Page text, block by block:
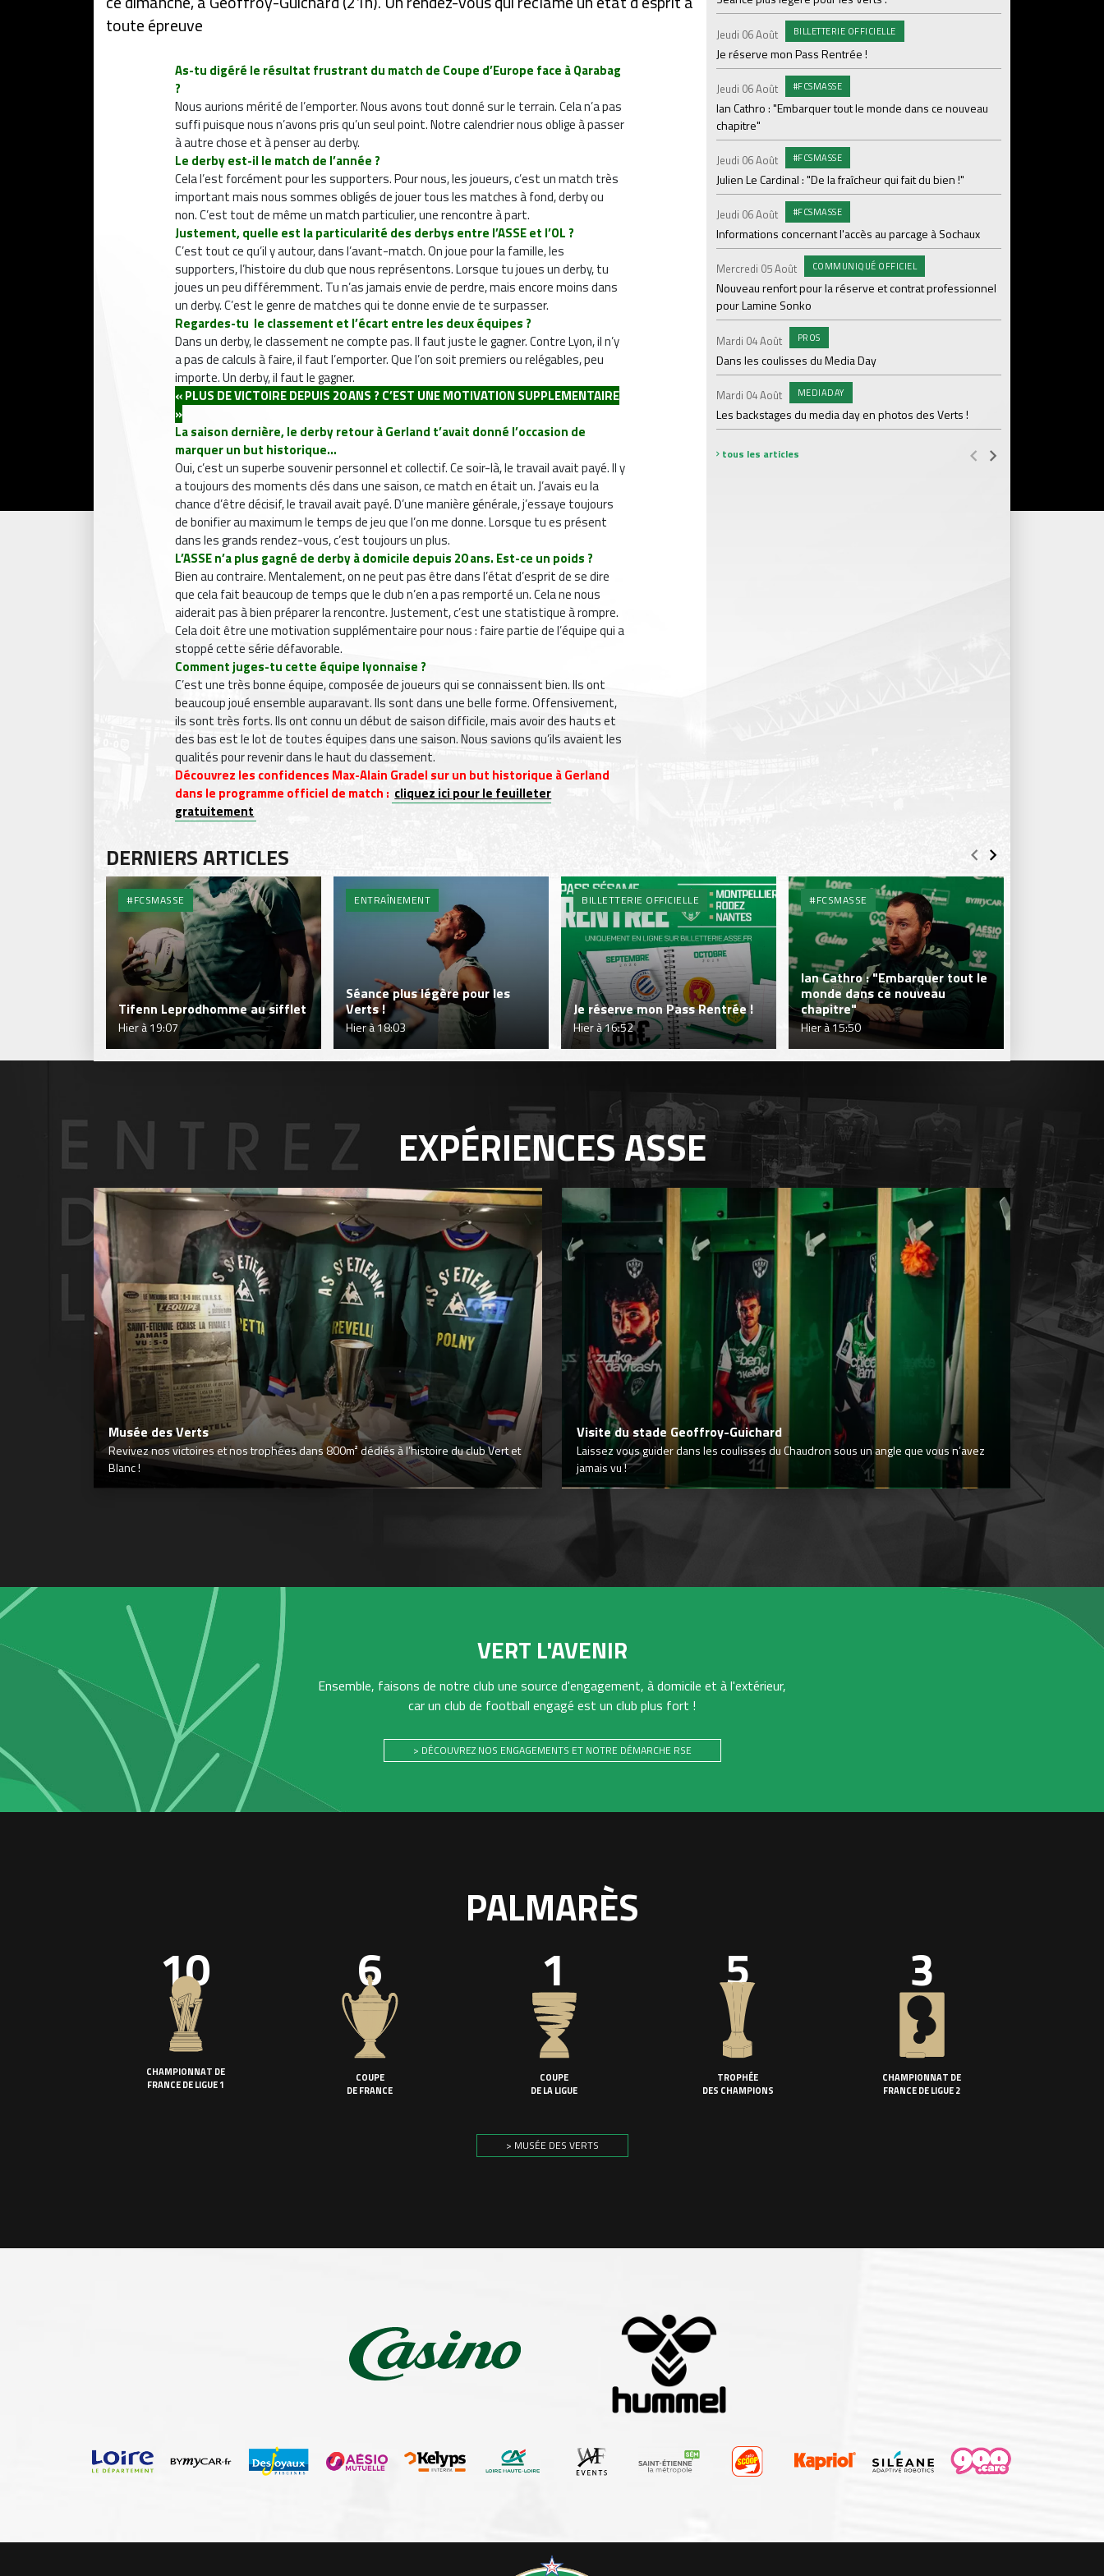
toute épreuve
As-tu digéré le résultat frustrant du match de Coupe d’Europe face à Qarabag
?
Nous aurions mérité de l’emporter. Nous avons tout donné sur le terrain. Cela n’a pas
suffi puisque nous n’avons pris qu’un seul point. Notre calendrier nous oblige à passer
à autre chose et à penser au derby.
Le derby est-il le match de l’année ?
Cela l’est forcément pour les supporters. Pour nous, les joueurs, c’est un match très
important mais nous sommes obligés de jouer tous les matches à fond, derby ou
non. C’est tout de même un match particulier, une rencontre à part.
Justement, quelle est la particularité des derbys entre l’ASSE et l’OL ?
C’est tout ce qu’il y autour, dans l’avant-match. On joue pour la famille, les
supporters, l’histoire du club que nous représentons. Lorsque tu joues un derby, tu
joues un peu différemment. Tu n’as jamais envie de perdre, mais encore moins dans
un derby. C’est le genre de matches qui te donne envie de te surpasser.
Regardes-tu le classement et l’écart entre les deux équipes ?
Dans un derby, le classement ne compte pas. Il faut juste le gagner. Contre Lyon, il n’y
a pas de calculs à faire, il faut l’emporter. Que l’on soit premiers ou relégables, peu
importe. Un derby, il faut le gagner.
« PLUS DE VICTOIRE DEPUIS 20 ANS ? C’EST UNE MOTIVATION SUPPLEMENTAIRE
»
La saison dernière, le derby retour à Gerland t’avait donné l’occasion de
marquer un but historique…
Oui, c’est un superbe souvenir personnel et collectif. Ce soir-là, le travail avait payé. Il y
a toujours des moments clés dans une saison, ce match en était un. J’avais eu la
chance d’être décisif, le travail avait payé. D’une manière générale, j’essaye toujours
de bonifier au maximum le temps de jeu que l’on me donne. Lorsque tu es présent
dans les grands rendez-vous, c’est toujours un plus.
L’ASSE n’a plus gagné de derby à domicile depuis 20 ans. Est-ce un poids ?
Bien au contraire. Mentalement, on ne peut pas être dans l’état d’esprit de se dire
que cela fait beaucoup de temps que le club n’en a pas remporté un. Cela ne nous
aiderait pas à bien préparer la rencontre. Justement, c’est une statistique à rompre.
Cela doit être une motivation supplémentaire pour nous : faire partie de l’équipe qui a
stoppé cette série défavorable.
Comment juges-tu cette équipe lyonnaise ?
C’est une très bonne équipe, composée de joueurs qui se connaissent bien. Ils ont
beaucoup joué ensemble auparavant. Ils sont dans une belle forme. Offensivement,
ils sont très forts. Ils ont connu un début de saison difficile, mais avoir des hauts et
des bas est le lot de toutes équipes dans une saison. Nous savions qu’ils avaient les
qualités pour revenir dans le haut du classement.
Découvrez les confidences Max-Alain Gradel sur un but historique à Gerland
dans le programme officiel de match : cliquez ici pour le feuilleter
gratuitement
Jeudi 06 Août BILLETTERIE OFFICIELLE
Je réserve mon Pass Rentrée !
Jeudi 06 Août #FCSMASSE
Ian Cathro : "Embarquer tout le monde dans ce nouveau
chapitre"
Jeudi 06 Août #FCSMASSE
Julien Le Cardinal : "De la fraîcheur qui fait du bien !"
Jeudi 06 Août #FCSMASSE
Informations concernant l'accès au parcage à Sochaux
Mercredi 05 Août COMMUNIQUÉ OFFICIEL
Nouveau renfort pour la réserve et contrat professionnel
pour Lamine Sonko
Mardi 04 Août PROS
Dans les coulisses du Media Day
Mardi 04 Août MEDIADAY
Les backstages du media day en photos des Verts !
tous les articles
DERNIERS ARTICLES
#FCSMASSE
Tifenn Leprodhomme au sifflet
Hier à 19:07
ENTRAÎNEMENT
Séance plus légère pour les
Verts !
Hier à 18:03
BILLETTERIE OFFICIELLE
Je réserve mon Pass Rentrée !
Hier à 16:52
#FCSMASSE
Ian Cathro : "Embarquer tout le
monde dans ce nouveau
chapitre"
Hier à 15:50
EXPÉRIENCESASSE
Musée des Verts
Revivez nos victoires et nos trophées dans 800m² dédiés à l’histoire du club Vert et
Blanc !
Visite du stade Geoffroy-Guichard
Laissez vous guider dans les coulisses du Chaudron sous un angle que vous n’avez
jamais vu !
VERT L'AVENIR
Ensemble, faisons de notre club une source d'engagement, à domicile et à l'extérieur,
car un club de football engagé est un club plus fort !
> DÉCOUVREZ NOS ENGAGEMENTS ET NOTRE DÉMARCHE RSE
PALMARÈS
10
CHAMPIONNAT DE
FRANCE DE LIGUE 1
6
COUPE
DE FRANCE
1
COUPE
DE LA LIGUE
5
TROPHÉE
DES CHAMPIONS
3
CHAMPIONNAT DE
FRANCE DE LIGUE 2
> MUSÉE DES VERTS